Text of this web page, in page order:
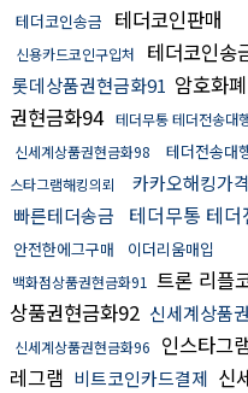
테더코인송금 테더코인판매
신용카드코인구입처 테더코인송
롯데상품권현금화91 암호화
권현금화94 테더무통 테더전송대
신세계상품권현금화98
테더전송대
스타그램해킹의뢰
카카오해킹가격
빠른테더송금
테더무통 테더
안전한에그구매 이더리움매입
백화점상품권현금화91 트론 리플
상품권현금화92 신세계상품
신세계상품권현금화96 인스타그
레그램 비트코인카드결제 신